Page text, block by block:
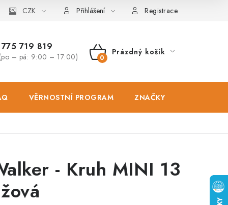
údajů Zásady použivání souboru cookies
CZK Přihlášení Registrace
719 819
– pá: 9:00 – 17:00)
NÁKUPNÍ
Prázdný košík
VĚRNOSTNÍ PROGRAM ZNAČKY
- Kruh MINI 13